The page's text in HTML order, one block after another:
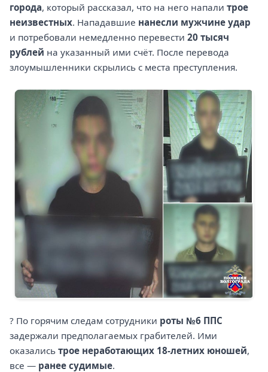
города, который рассказал, что на него напали трое
неизвестных. Нападавшие нанесли мужчине удар
и потребовали немедленно перевести 20 тысяч
рублей на указанный ими счёт. После перевода
злоумышленники скрылись с места преступления.
? По горячим следам сотрудники роты №6 ППС
задержали предполагаемых грабителей. Ими
оказались трое неработающих 18-летних юношей,
все — ранее судимые.